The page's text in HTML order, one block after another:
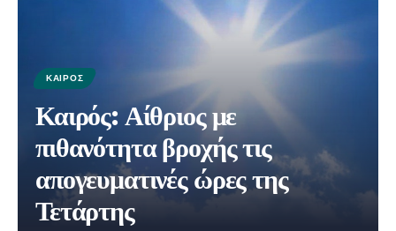
ΚΑΙΡΌΣ
Καιρός: Αίθριος με
πιθανότητα βροχής τις
απογευματινές ώρες της
Τετάρτης